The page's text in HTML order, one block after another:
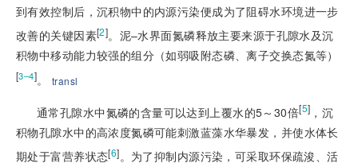
到有效控制后，沉积物中的内源污染便成为了阻碍水环境进一步
改善的关键因素[2]。泥–水界面氮磷释放主要来源于孔隙水及沉
积物中移动能力较强的组分（如弱吸附态磷、离子交换态氮等）
[3–4]。 transl
通常孔隙水中氮磷的含量可以达到上覆水的5～30倍[5] ，沉
积物孔隙水中的高浓度氮磷可能刺激蓝藻水华暴发，并使水体长
期处于富营养状态[6]。为了抑制内源污染，可采取环保疏浚、活